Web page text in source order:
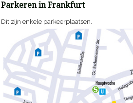
Parkeren in Frankfurt
Dit zijn enkele parkeerplaatsen.